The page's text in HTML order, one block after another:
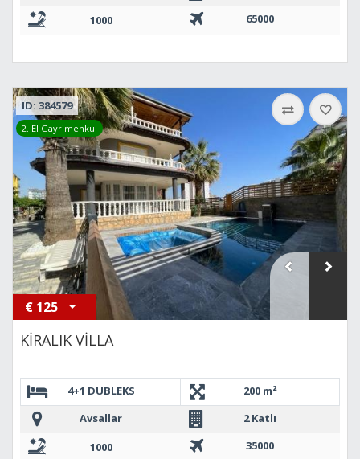
1000
65000
ID: 384579
2. El Gayrimenkul
€ 125
KİRALIK VİLLA
4+1 DUBLEKS
200 m²
Avsallar
2 Katlı
1000
35000